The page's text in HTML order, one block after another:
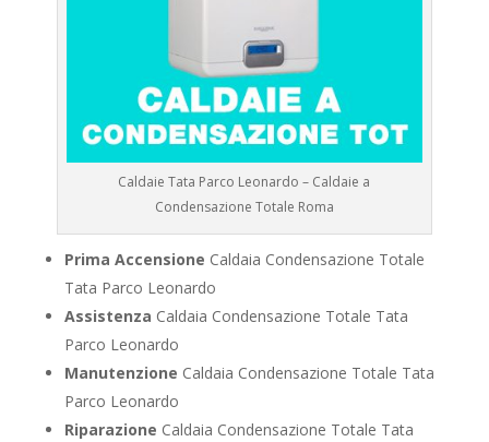
Caldaie Tata Parco Leonardo – Caldaie a
Condensazione Totale Roma
Prima Accensione Caldaia Condensazione Totale
Tata Parco Leonardo
Assistenza Caldaia Condensazione Totale Tata
Parco Leonardo
Manutenzione Caldaia Condensazione Totale Tata
Parco Leonardo
Riparazione Caldaia Condensazione Totale Tata